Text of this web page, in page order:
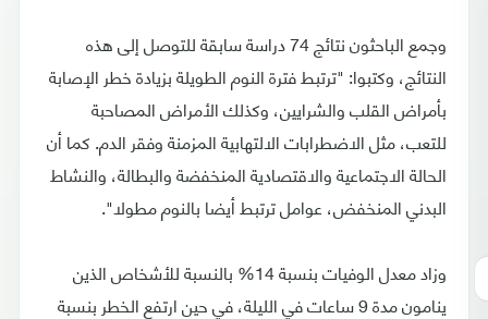
وجمع الباحثون نتائج 74 دراسة سابقة للتوصل إلى هذه
النتائج، وكتبوا: "ترتبط فترة النوم الطويلة بزيادة خطر الإصابة
بأمراض القلب والشرايين، وكذلك الأمراض المصاحبة
للتعب، مثل الاضطرابات الالتهابية المزمنة وفقر الدم. كما أن
الحالة الاجتماعية والاقتصادية المنخفضة والبطالة، والنشاط
البدني المنخفض، عوامل ترتبط أيضا بالنوم مطولا".
وزاد معدل الوفيات بنسبة 14% بالنسبة للأشخاص الذين
ينامون مدة 9 ساعات في الليلة، في حين ارتفع الخطر بنسبة